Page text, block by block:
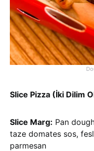
Slice Pizza (İki Dilim
Slice Marg: Pan
taze domates sos,
parmesan